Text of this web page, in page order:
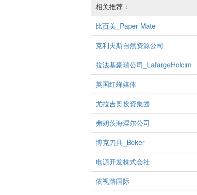
相关推荐：
比百美_Paper Mate
克利夫斯自然资源公司
拉法基豪瑞公司_LafargeHolcim
英国红蜂媒体
尤拉吉奥投资集团
弗朗茨海涅尔公司
博克刀具_Boker
电源开发株式会社
依视路国际